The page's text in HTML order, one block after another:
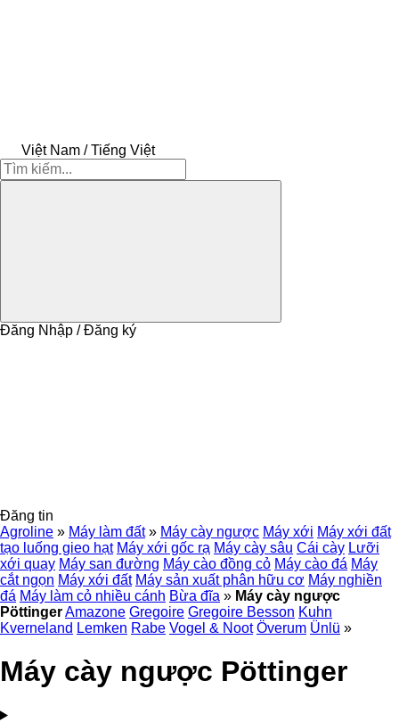
Việt Nam / Tiếng Việt
Đăng Nhập / Đăng ký
Đăng tin
Agroline » Máy làm đất » Máy cày ngược Máy xới Máy xới đất
tạo luống gieo hạt Máy xới gốc rạ Máy cày sâu Cái cày Lưỡi
xới quay Máy san đường Máy cào đồng cỏ Máy cào đá Máy
cắt ngọn Máy xới đất Máy sản xuất phân hữu cơ Máy nghiền
đá Máy làm cỏ nhiều cánh Bừa đĩa » Máy cày ngược
PöttingerAmazone Gregoire Gregoire Besson Kuhn
Kverneland Lemken Rabe Vogel & Noot Överum Ünlü »
Máy cày ngược Pöttinger